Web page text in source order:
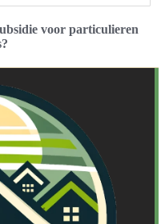
voor particulieren